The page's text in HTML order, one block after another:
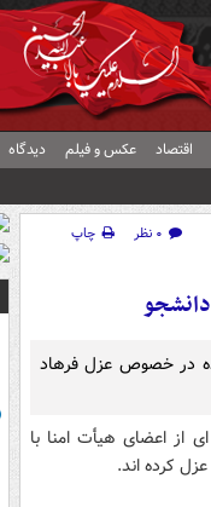
اقتصاد عکس و فیلم دیدگاه
۰ نظر
چاپ
در خصوص عزل فرهاد
از اعضای هیأت امنا با
کرده اند.